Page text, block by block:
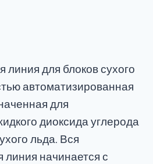
линия для блоков сухого
автоматизированная
для
диоксида углерода
льда. Вся
линия начинается с